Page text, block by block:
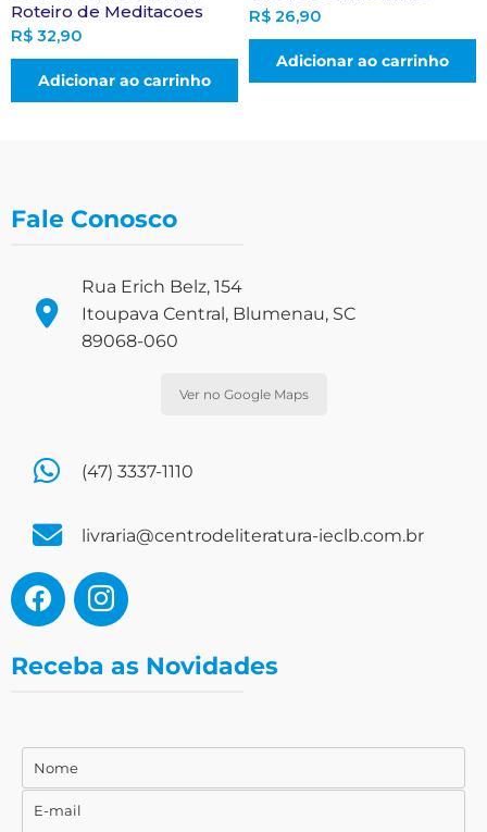
Roteiro de Meditacoes
R$ 32,90
Adicionar ao carrinho
R$ 26,90
Adicionar ao carrinho
Fale Conosco
Rua Erich Belz, 154
Itoupava Central, Blumenau, SC
89068-060
Ver no Google Maps
(47) 3337-1110
livraria@centrodeliteratura-ieclb.com.br
Receba as Novidades
Nome
Nome
E-E-mail